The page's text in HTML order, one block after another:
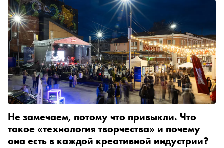
Не замечаем, потому что привыкли. Что
такое «технология творчества» и почему
она есть в каждой креативной индустрии?